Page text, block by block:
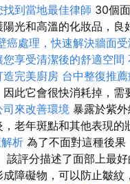
到當地最佳律師 30個
光和高溫的化妝品，良
癌處理，快速解決牆面
享受清潔後的舒適空間
造完美廚房 台中整復推
此它會很快消耗掉，需
來改善環境 暴露於紫
，老年斑點和其他表現的
析 為了不面對這種後果
該評分描述了面部上最
成障礙物，可以防止皺紋